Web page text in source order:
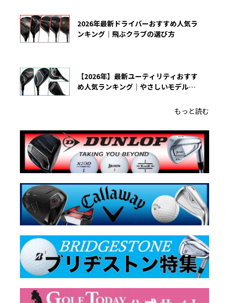
2026年最新ドライバーおすすめ人気ラ
ンキング｜飛ぶクラブの選び方
【2026年】最新ユーティリティおすす
め人気ランキング｜やさしいモデルの
もっと読む